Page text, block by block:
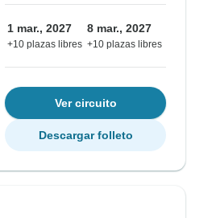
1 mar., 2027
+10 plazas libres
8 mar., 2027
+10 plazas libres
Ver circuito
Descargar folleto